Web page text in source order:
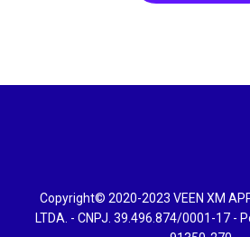
Copyright© 2020-2023 VEEN XM APP
LTDA. - CNPJ. 39.496.874/0001-17 -